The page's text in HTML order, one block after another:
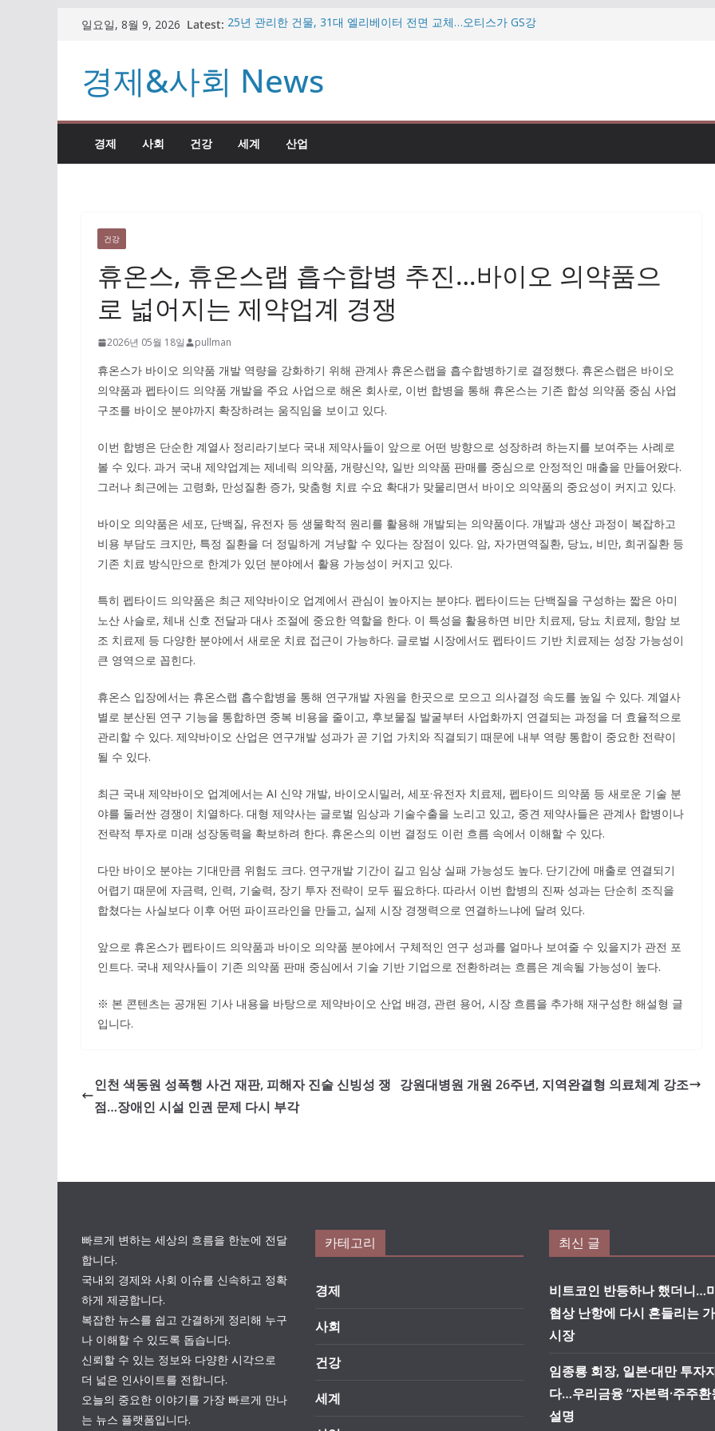
일요일, 8월 9, 2026 Latest: 25년 관리한 건물, 31대 엘리베이터 전면 교체…오티스가 GS강
가상자산 시장
임종룡 회장, 일본·대만 투자자 만난다…우리금융 “자본력·주주환
팥빙수·우베 디저트 인기인데…”미슐랭 맛집도 점검” 식약처 칼
빼든 이유
자동차 부품 기업의 변신…삼현, 북미 로봇 전시회서 휴머노이드
시장 공략
경제&사회 News
경제 사회 건강 세계 산업
건강
휴온스, 휴온스랩 흡수합병 추진…바이오 의약품으
로 넓어지는 제약업계 경쟁
2026년 05월 18일 pullman
휴온스가 바이오 의약품 개발 역량을 강화하기 위해 관계사 휴온스랩을 흡수합병하기로 결정했다. 휴온스랩은 바이오
의약품과 펩타이드 의약품 개발을 주요 사업으로 해온 회사로, 이번 합병을 통해 휴온스는 기존 합성 의약품 중심 사업
구조를 바이오 분야까지 확장하려는 움직임을 보이고 있다.
이번 합병은 단순한 계열사 정리라기보다 국내 제약사들이 앞으로 어떤 방향으로 성장하려 하는지를 보여주는 사례로
볼 수 있다. 과거 국내 제약업계는 제네릭 의약품, 개량신약, 일반 의약품 판매를 중심으로 안정적인 매출을 만들어왔다.
그러나 최근에는 고령화, 만성질환 증가, 맞춤형 치료 수요 확대가 맞물리면서 바이오 의약품의 중요성이 커지고 있다.
바이오 의약품은 세포, 단백질, 유전자 등 생물학적 원리를 활용해 개발되는 의약품이다. 개발과 생산 과정이 복잡하고
비용 부담도 크지만, 특정 질환을 더 정밀하게 겨냥할 수 있다는 장점이 있다. 암, 자가면역질환, 당뇨, 비만, 희귀질환 등
기존 치료 방식만으로 한계가 있던 분야에서 활용 가능성이 커지고 있다.
특히 펩타이드 의약품은 최근 제약바이오 업계에서 관심이 높아지는 분야다. 펩타이드는 단백질을 구성하는 짧은 아미
노산 사슬로, 체내 신호 전달과 대사 조절에 중요한 역할을 한다. 이 특성을 활용하면 비만 치료제, 당뇨 치료제, 항암 보
조 치료제 등 다양한 분야에서 새로운 치료 접근이 가능하다. 글로벌 시장에서도 펩타이드 기반 치료제는 성장 가능성이
큰 영역으로 꼽힌다.
휴온스 입장에서는 휴온스랩 흡수합병을 통해 연구개발 자원을 한곳으로 모으고 의사결정 속도를 높일 수 있다. 계열사
별로 분산된 연구 기능을 통합하면 중복 비용을 줄이고, 후보물질 발굴부터 사업화까지 연결되는 과정을 더 효율적으로
관리할 수 있다. 제약바이오 산업은 연구개발 성과가 곧 기업 가치와 직결되기 때문에 내부 역량 통합이 중요한 전략이
될 수 있다.
최근 국내 제약바이오 업계에서는 AI 신약 개발, 바이오시밀러, 세포·유전자 치료제, 펩타이드 의약품 등 새로운 기술 분
야를 둘러싼 경쟁이 치열하다. 대형 제약사는 글로벌 임상과 기술수출을 노리고 있고, 중견 제약사들은 관계사 합병이나
전략적 투자로 미래 성장동력을 확보하려 한다. 휴온스의 이번 결정도 이런 흐름 속에서 이해할 수 있다.
다만 바이오 분야는 기대만큼 위험도 크다. 연구개발 기간이 길고 임상 실패 가능성도 높다. 단기간에 매출로 연결되기
어렵기 때문에 자금력, 인력, 기술력, 장기 투자 전략이 모두 필요하다. 따라서 이번 합병의 진짜 성과는 단순히 조직을
합쳤다는 사실보다 이후 어떤 파이프라인을 만들고, 실제 시장 경쟁력으로 연결하느냐에 달려 있다.
앞으로 휴온스가 펩타이드 의약품과 바이오 의약품 분야에서 구체적인 연구 성과를 얼마나 보여줄 수 있을지가 관전 포
인트다. 국내 제약사들이 기존 의약품 판매 중심에서 기술 기반 기업으로 전환하려는 흐름은 계속될 가능성이 높다.
※ 본 콘텐츠는 공개된 기사 내용을 바탕으로 제약바이오 산업 배경, 관련 용어, 시장 흐름을 추가해 재구성한 해설형 글
입니다.
인천 색동원 성폭행 사건 재판, 피해자 진술 신빙성 쟁
점…장애인 시설 인권 문제 다시 부각
강원대병원 개원 26주년, 지역완결형 의료체계 강조
빠르게 변하는 세상의 흐름을 한눈에 전달
합니다.
국내외 경제와 사회 이슈를 신속하고 정확
하게 제공합니다.
복잡한 뉴스를 쉽고 간결하게 정리해 누구
나 이해할 수 있도록 돕습니다.
신뢰할 수 있는 정보와 다양한 시각으로
더 넓은 인사이트를 전합니다.
오늘의 중요한 이야기를 가장 빠르게 만나
는 뉴스 플랫폼입니다.
카테고리
경제
사회
건강
세계
최신 글
비트코인 반등하나 했더니…
협상 난항에 다시 흔들리는
시장
임종룡 회장, 일본·대만 투자
다…우리금융 “자본력·주주환
설명